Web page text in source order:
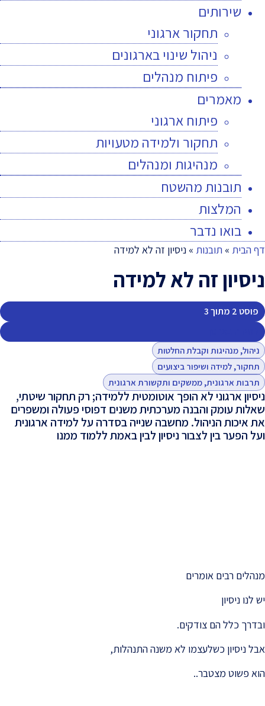
שירותים
תחקור ארגוני
ניהול שינוי בארגונים
פיתוח מנהלים
מאמרים
פיתוח ארגוני
תחקור ולמידה מטעויות
מנהיגות ומנהלים
תובנות מהשטח
המלצות
בואו נדבר
דף הבית » תובנות » ניסיון זה לא למידה
ניסיון זה לא למידה
פוסט 2 מתוך 3
ניהול, מנהיגות וקבלת החלטות
תחקור, למידה ושיפור ביצועים
תרבות ארגונית, ממשקים ותקשורת ארגונית
ניסיון ארגוני לא הופך אוטומטית ללמידה; רק תחקור שיטתי,
שאלות עומק והבנה מערכתית משנים דפוסי פעולה ומשפרים
את איכות הניהול. מחשבה שנייה בסדרה על למידה ארגונית
ועל הפער בין לצבור ניסיון לבין באמת ללמוד ממנו
מנהלים רבים אומרים
יש לנו ניסיון
ובדרך כלל הם צודקים.
אבל ניסיון כשלעצמו לא משנה התנהלות,
הוא פשוט מצטבר..